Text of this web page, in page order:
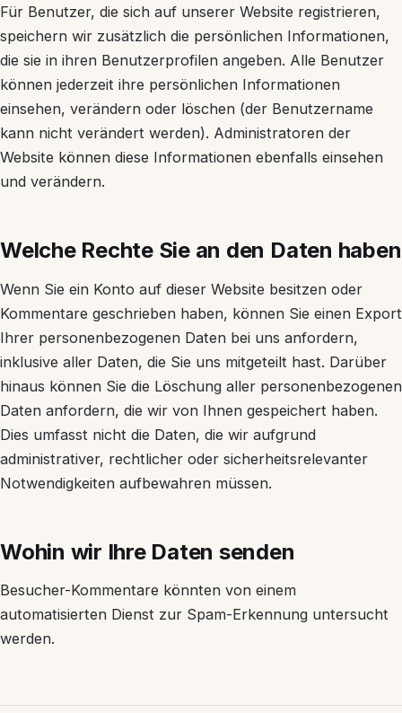
Für Benutzer, die sich auf unserer Website registrieren,
speichern wir zusätzlich die persönlichen Informationen,
die sie in ihren Benutzerprofilen angeben. Alle Benutzer
können jederzeit ihre persönlichen Informationen
einsehen, verändern oder löschen (der Benutzername
kann nicht verändert werden). Administratoren der
Website können diese Informationen ebenfalls einsehen
und verändern.
Welche Rechte Sie an den Daten haben
Wenn Sie ein Konto auf dieser Website besitzen oder
Kommentare geschrieben haben, können Sie einen Export
Ihrer personenbezogenen Daten bei uns anfordern,
inklusive aller Daten, die Sie uns mitgeteilt hast. Darüber
hinaus können Sie die Löschung aller personenbezogenen
Daten anfordern, die wir von Ihnen gespeichert haben.
Dies umfasst nicht die Daten, die wir aufgrund
administrativer, rechtlicher oder sicherheitsrelevanter
Notwendigkeiten aufbewahren müssen.
Wohin wir Ihre Daten senden
Besucher-Kommentare könnten von einem
automatisierten Dienst zur Spam-Erkennung untersucht
werden.